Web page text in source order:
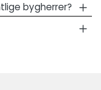
bygherrer?